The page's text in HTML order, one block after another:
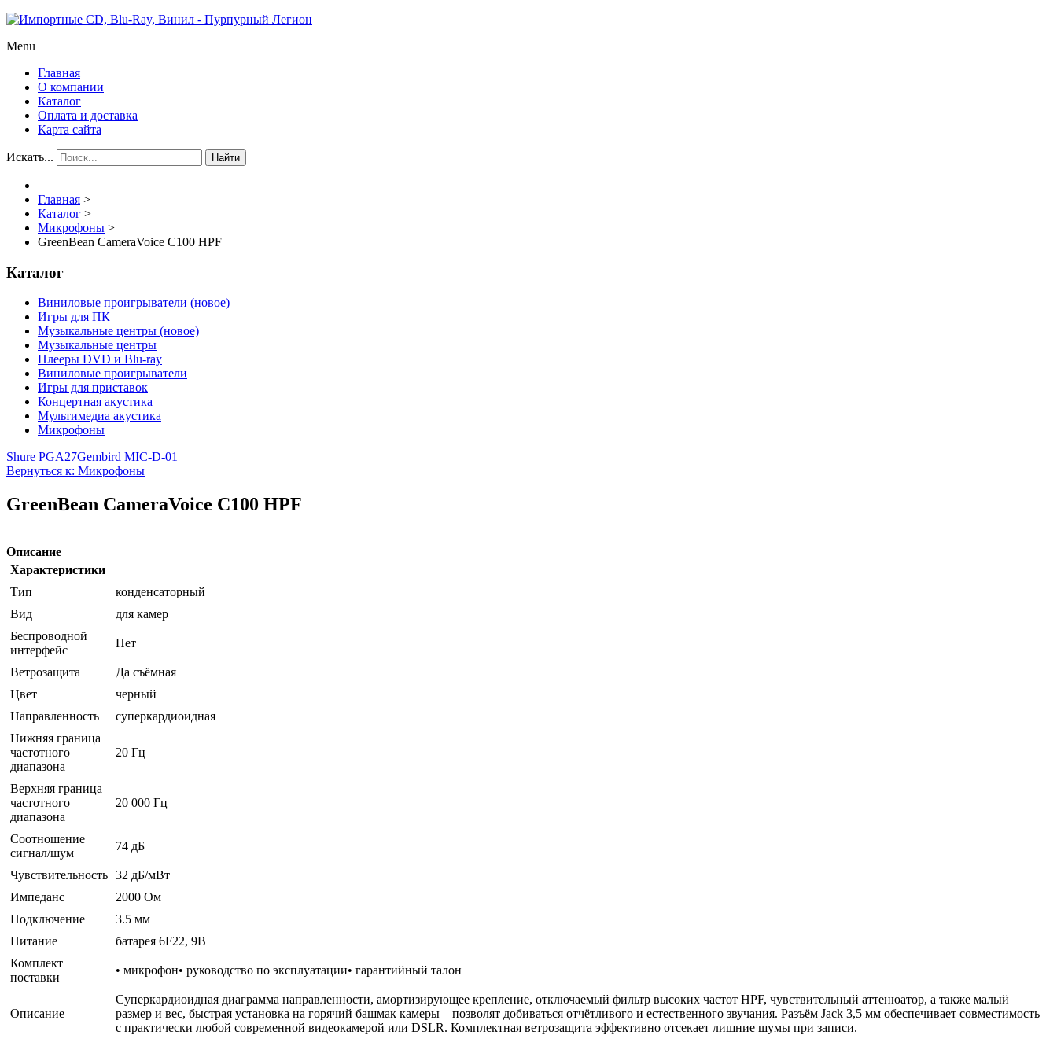
Menu
Главная
О компании
Каталог
Оплата и доставка
Карта сайта
Искать... Найти
Главная >
Каталог >
Микрофоны >
GreenBean CameraVoice С100 HPF
Каталог
Виниловые проигрыватели (новое)
Игры для ПК
Музыкальные центры (новое)
Музыкальные центры
Плееры DVD и Blu-ray
Виниловые проигрыватели
Игры для приставок
Концертная акустика
Мультимедиа акустика
Микрофоны
Shure PGA27Gembird MIC-D-01
Вернуться к: Микрофоны
GreenBean CameraVoice С100 HPF
Описание
Характеристики
Тип
конденсаторный
Вид
для камер
Беспроводной
интерфейс
Нет
Ветрозащита
Да съёмная
Цвет
черный
Направленность
суперкардиоидная
Нижняя граница
частотного
диапазона
20 Гц
Верхняя граница
частотного
диапазона
20 000 Гц
Соотношение
сигнал/шум
74 дБ
Чувствительность 32 дБ/мВт
Импеданс
2000 Ом
Подключение
3.5 мм
Питание
батарея 6F22, 9В
Комплект
поставки
• микрофон• руководство по эксплуатации• гарантийный талон
Описание
Суперкардиоидная диаграмма направленности, амортизирующее крепление, отключаемый фильтр высоких частот HPF, чувствительный аттенюатор, а также малый
размер и вес, быстрая установка на горячий башмак камеры – позволят добиваться отчётливого и естественного звучания. Разъём Jack 3,5 мм обеспечивает совместимость
с практически любой современной видеокамерой или DSLR. Комплектная ветрозащита эффективно отсекает лишние шумы при записи.